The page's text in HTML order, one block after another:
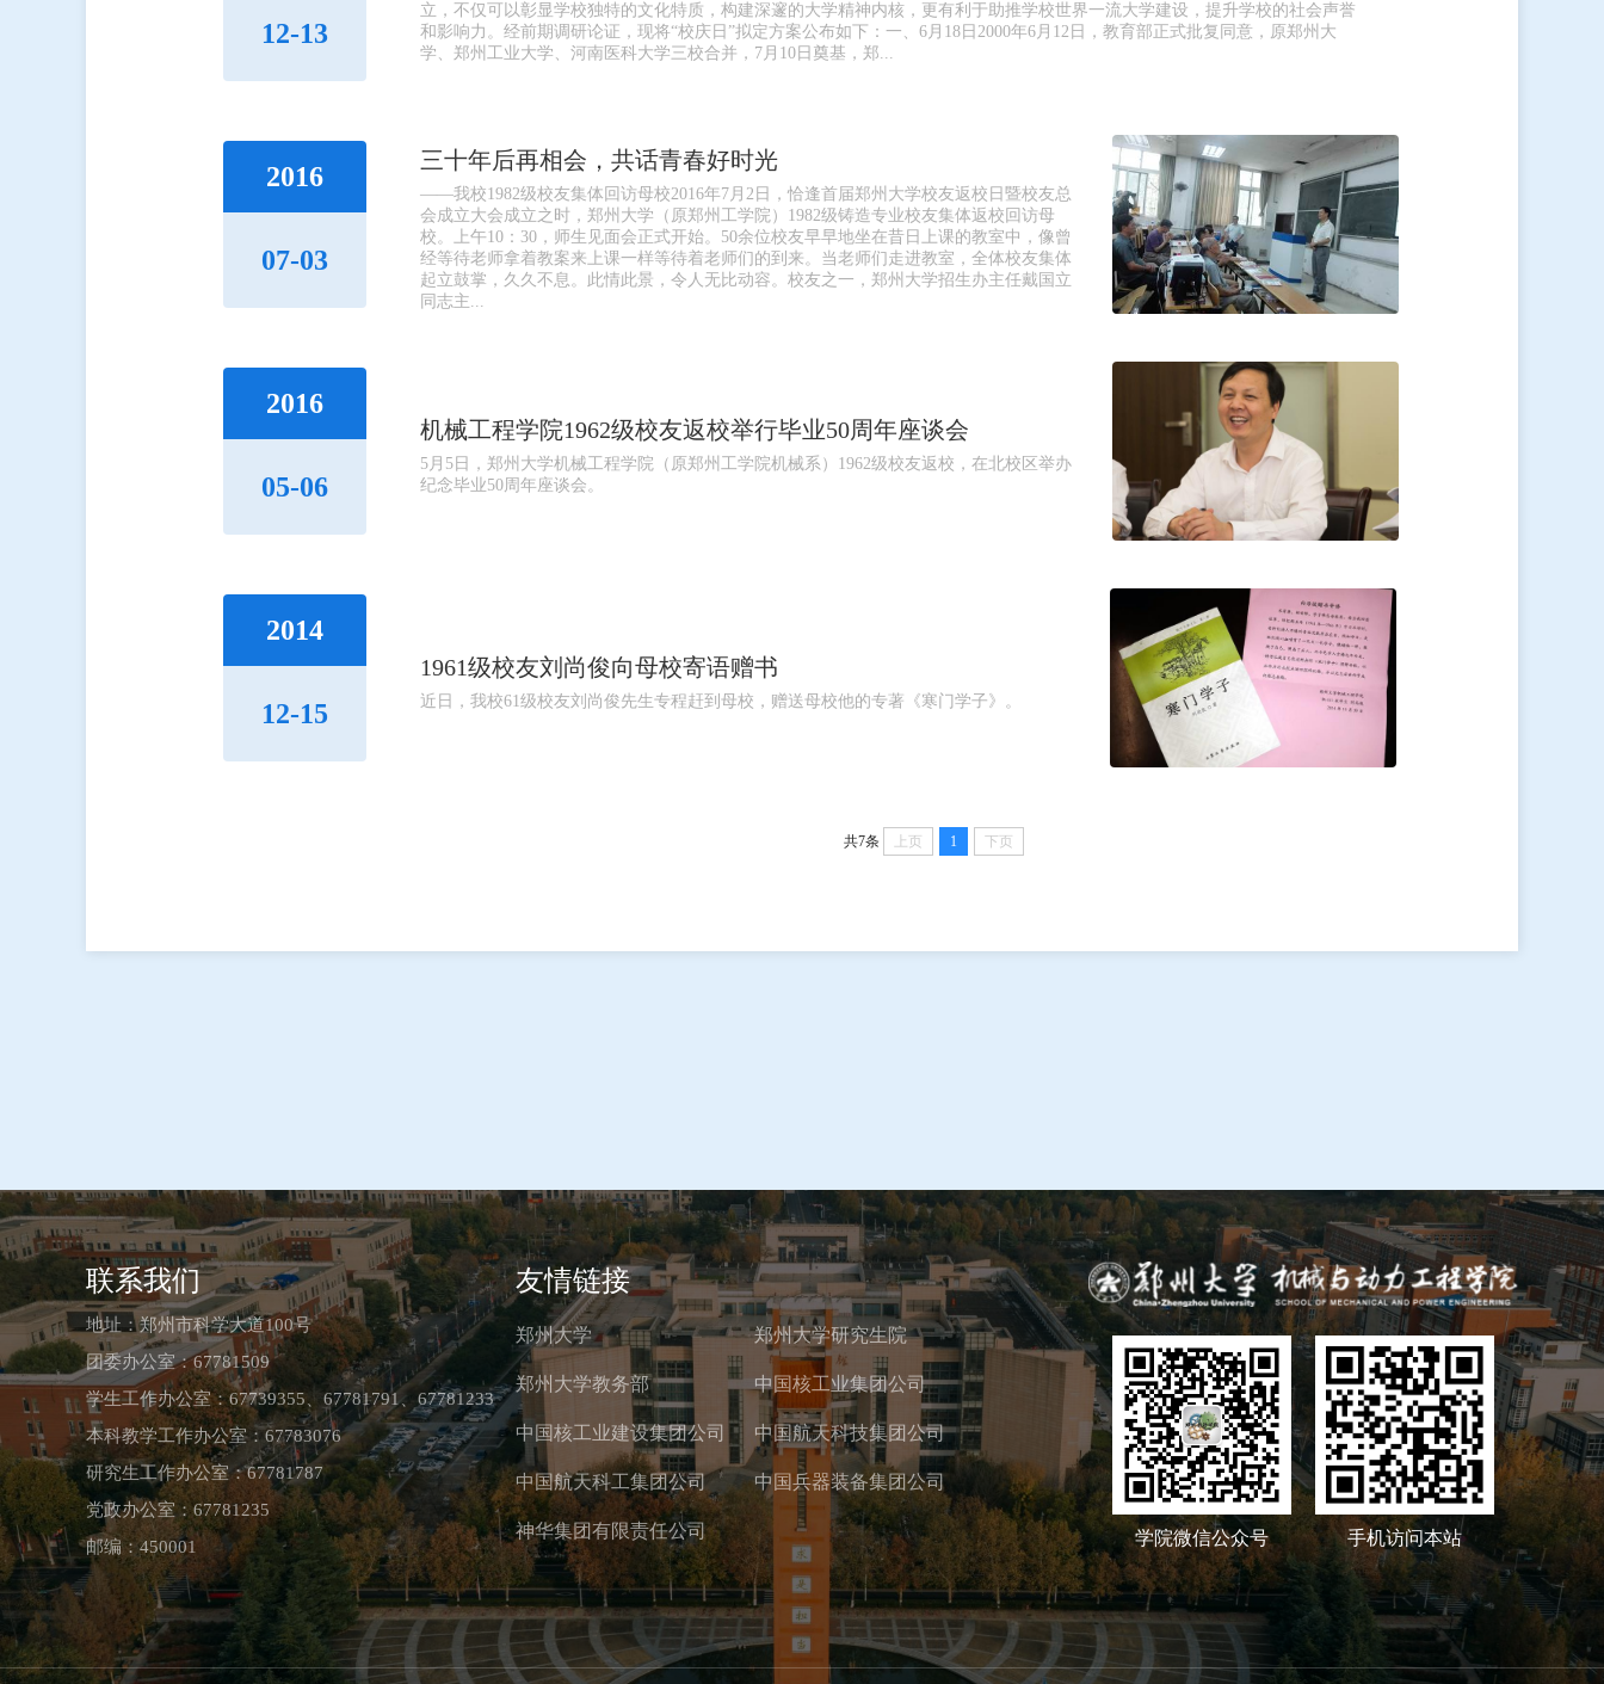
12-13
立，不仅可以彰显学校独特的文化特质，构建深邃的大学精神内核，更有利于助推学校世界一流大学建设，提升学校的社会声誉
和影响力。经前期调研论证，现将“校庆日”拟定方案公布如下：一、6月18日2000年6月12日，教育部正式批复同意，原郑州大
学、郑州工业大学、河南医科大学三校合并，7月10日奠基，郑...
2016
07-03
三十年后再相会，共话青春好时光
​——我校1982级校友集体回访母校2016年7月2日，恰逢首届郑州大学校友返校日暨校友总
会成立大会成立之时，郑州大学（原郑州工学院）1982级铸造专业校友集体返校回访母
校。上午10：30，师生见面会正式开始。50余位校友早早地坐在昔日上课的教室中，像曾
经等待老师拿着教案来上课一样等待着老师们的到来。当老师们走进教室，全体校友集体
起立鼓掌，久久不息。此情此景，令人无比动容。校友之一，郑州大学招生办主任戴国立
同志主...
2016
05-06
机械工程学院1962级校友返校举行毕业50周年座谈会
5月5日，郑州大学机械工程学院（原郑州工学院机械系）1962级校友返校，在北校区举办
纪念毕业50周年座谈会。
2014
12-15
1961级校友刘尚俊向母校寄语赠书
近日，我校61级校友刘尚俊先生专程赶到母校，赠送母校他的专著《寒门学子》。
共7条 上页 1 下页
联系我们
地址：郑州市科学大道100号
团委办公室：67781509
学生工作办公室：67739355、67781791、67781233
本科教学工作办公室：67783076
研究生工作办公室：67781787
党政办公室：67781235
邮编：450001
友情链接
郑州大学 郑州大学研究生院
郑州大学教务部 中国核工业集团公司
中国核工业建设集团公司 中国航天科技集团公司
中国航天科工集团公司 中国兵器装备集团公司
神华集团有限责任公司 学院微信公众号 手机访问本站